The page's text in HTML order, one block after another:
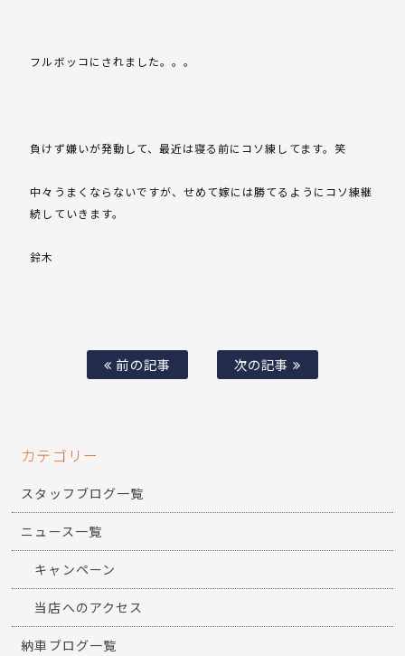
フルボッコにされました。。。
負けず嫌いが発動して、最近は寝る前にコソ練してます。笑
中々うまくならないですが、せめて嫁には勝てるようにコソ練継
続していきます。
鈴木
前の記事 次の記事
カテゴリー
スタッフブログ一覧
ニュース一覧
キャンペーン
当店へのアクセス
納車ブログ一覧